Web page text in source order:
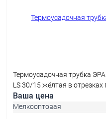
Термоусадочная трубка
LS 30/15 жёлтая в
Ваша цена
Мелкооптовая